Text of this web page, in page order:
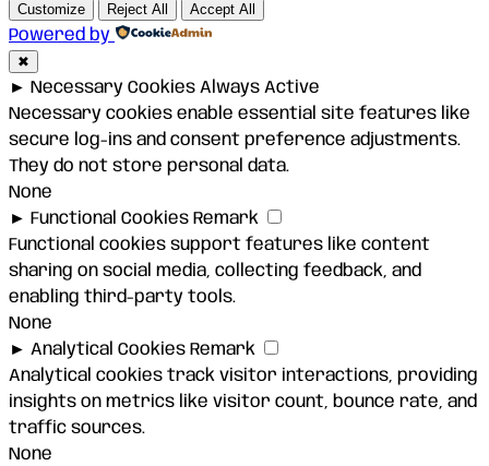
Customize Reject All Accept All
Powered by
✖
► Necessary Cookies Always Active
Necessary cookies enable essential site features like
secure log-ins and consent preference adjustments.
They do not store personal data.
None
► Functional Cookies Remark
Functional cookies support features like content
sharing on social media, collecting feedback, and
enabling third-party tools.
None
► Analytical Cookies Remark
Analytical cookies track visitor interactions, providing
insights on metrics like visitor count, bounce rate, and
traffic sources.
None